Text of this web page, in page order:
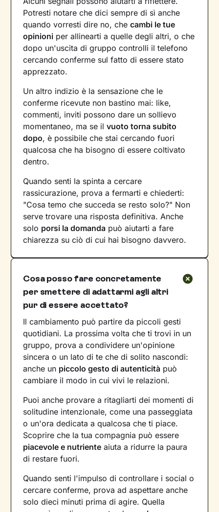
Potresti notare che dici sempre di sì anche
quando vorresti dire no, checambi le tue
opinioni per allinearti a quelle degli altri, o che
dopo un'uscita di gruppo controlli il telefono
cercando conferme sul fatto di essere stato
apprezzato.
Un altro indizio è la sensazione che le
conferme ricevute non bastino mai: like,
commenti, inviti possono dare un sollievo
momentaneo, ma se ilvuoto torna subito
dopo, è possibile che stai cercando fuori
qualcosa che ha bisogno di essere coltivato
dentro.
Quando senti la spinta a cercare
rassicurazione, prova a fermarti e chiederti:
"Cosa temo che succeda se resto solo?" Non
serve trovare una risposta definitiva. Anche
solo porsi la domanda può aiutarti a fare
chiarezza su ciò di cui hai bisogno davvero.
Cosa posso fare concretamente
per smettere di adattarmi agli altri
pur di essere accettato?
Il cambiamento può partire da piccoli gesti
quotidiani. La prossima volta che ti trovi in un
gruppo, prova a condividere un'opinione
sincera o un lato di te che di solito nascondi:
anche un piccolo gesto di autenticità può
cambiare il modo in cui vivi le relazioni.
Puoi anche provare a ritagliarti dei momenti di
solitudine intenzionale, come una passeggiata
o un'ora dedicata a qualcosa che ti piace.
Scoprire che la tua compagnia può essere
piacevole e nutriente aiuta a ridurre la paura
di restare fuori.
Quando senti l'impulso di controllare i social o
cercare conferme, prova ad aspettare anche
solo dieci minuti prima di agire. Quella